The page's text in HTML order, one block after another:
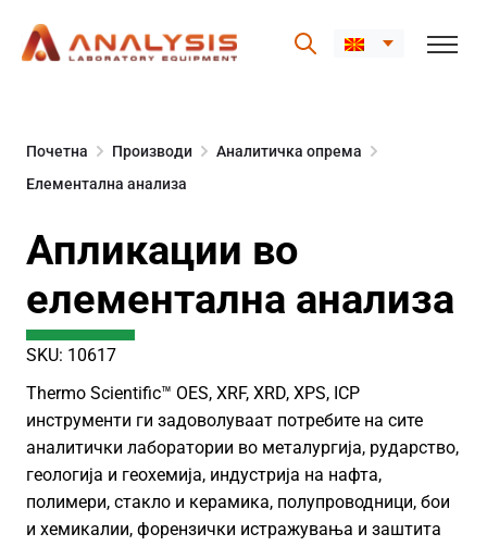
content
Почетна Производи
Аналитичка опрема
Елементална анализа
Апликации во
елементална анализа
SKU: 10617
Thermo Scientific™ OES, XRF, XRD, XPS, ICP
инструменти ги задоволуваат потребите на сите
аналитички лаборатории во металургија, рударство,
геологија и геохемија, индустрија на нафта,
полимери, стакло и керамика, полупроводници, бои
и хемикалии, форензички истражувања и заштита